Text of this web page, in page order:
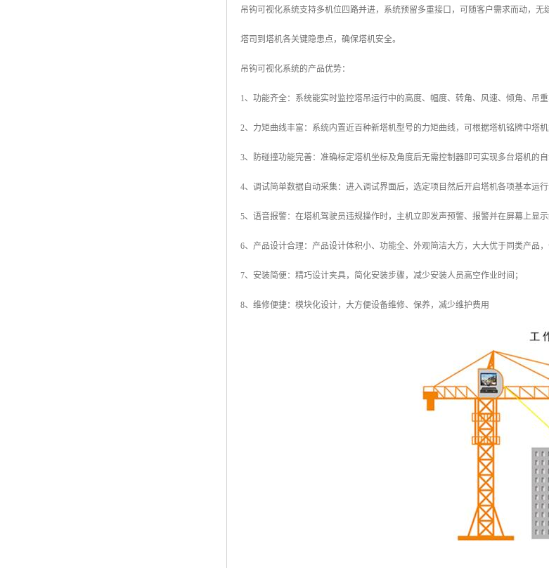
吊钩可视化系统支持多机位四路并进，系统预留多重接口，可随客户需求而动，
塔司到塔机各关键隐患点，确保塔机安全。
吊钩可视化系统的产品优势：
1、功能齐全：系统能实时监控塔吊运行中的高度、幅度、转角、风速、倾角、吊重
2、力矩曲线丰富：系统内置近百种新塔机型号的力矩曲线，可根据塔机铭牌中塔机
3、防碰撞功能完善：准确标定塔机坐标及角度后无需控制器即可实现多台塔机的
4、调试简单数据自动采集：进入调试界面后，选定项目然后开启塔机各项基本运
5、语音报警：在塔机驾驶员违规操作时，主机立即发声预警、报警并在屏幕上显
6、产品设计合理：产品设计体积小、功能全、外观简洁大方，大大优于同类产品，
7、安装简便：精巧设计夹具，简化安装步骤，减少安装人员高空作业时间；
8、维修便捷：模块化设计，大方便设备维修、保养，减少维护费用